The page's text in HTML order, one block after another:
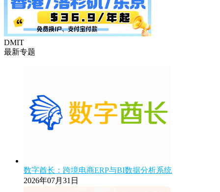
DMIT
最新专题
数字酋长：跨境电商ERP与BI数据分析系统
2026年07月31日